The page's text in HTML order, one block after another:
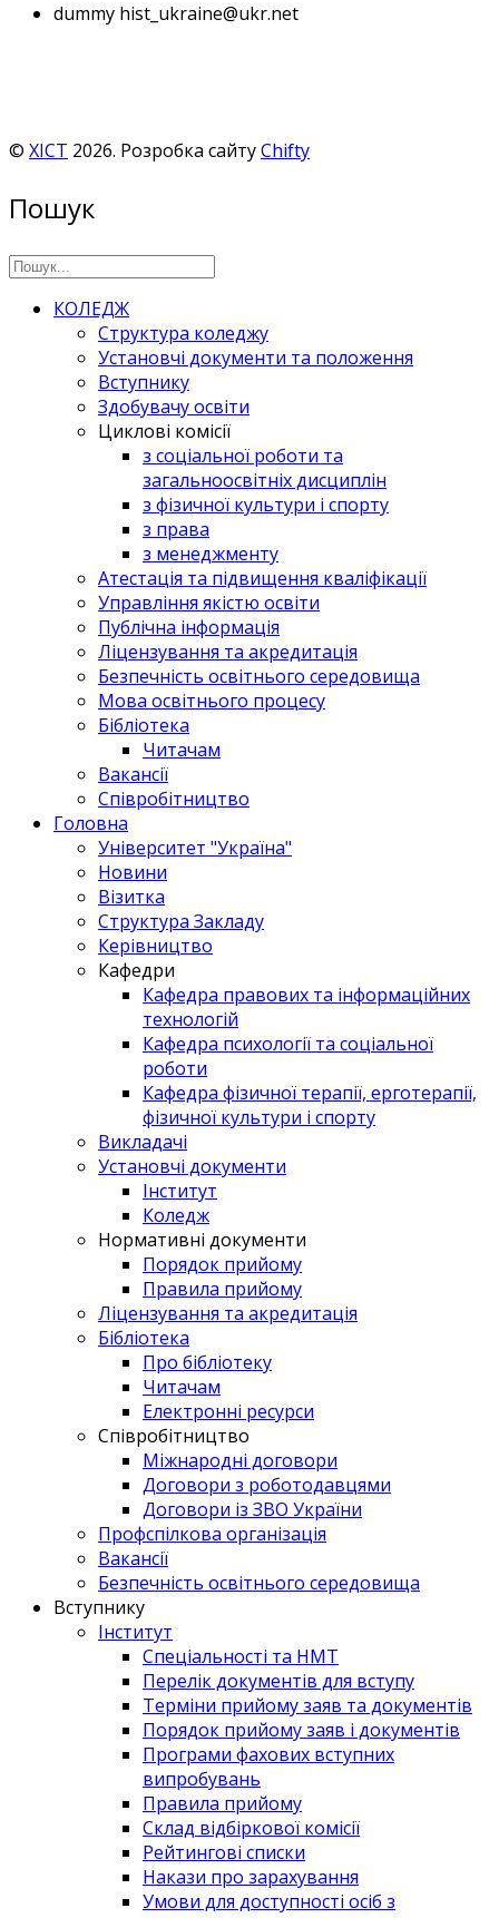
dummy hist_ukraine@ukr.net
© ХІСТ 2026. Розробка сайтуChifty
Пошук
КОЛЕДЖ
Структура коледжу
Установчі документи та положення
Вступнику
Здобувачу освіти
Циклові комісії
з соціальної роботи та
загальноосвітніх дисциплін
з фізичної культури і спорту
з права
з менеджменту
Атестація та підвищення кваліфікації
Управління якістю освіти
Публічна інформація
Ліцензування та акредитація
Безпечність освітнього середовища
Мова освітнього процесу
Бібліотека
Читачам
Вакансії
Співробітництво
Головна
Університет "Україна"
Новини
Візитка
Структура Закладу
Керівництво
Кафедри
Кафедра правових та інформаційних
технологій
Кафедра психології та соціальної
роботи
Кафедра фізичної терапії, ерготерапії,
фізичної культури і спорту
Викладачі
Установчі документи
Інститут
Коледж
Нормативні документи
Порядок прийому
Правила прийому
Ліцензування та акредитація
Бібліотека
Про бібліотеку
Читачам
Електронні ресурси
Співробітництво
Міжнародні договори
Договори з роботодавцями
Договори із ЗВО України
Профспілкова організація
Вакансії
Безпечність освітнього середовища
Вступнику
Інститут
Спеціальності та НМТ
Перелік документів для вступу
Терміни прийому заяв та документів
Порядок прийому заяв і документів
Програми фахових вступних
випробувань
Правила прийому
Склад відбіркової комісії
Рейтингові списки
Накази про зарахування
Умови для доступності осіб з